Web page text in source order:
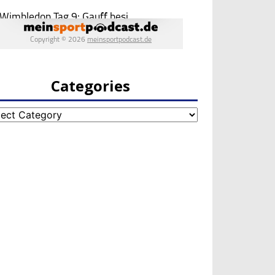
Categories